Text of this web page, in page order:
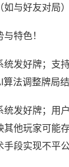
与好友对局
特色！
统发好牌；支
法调整牌局结
发好牌；用
他玩家可能
段实现不平公